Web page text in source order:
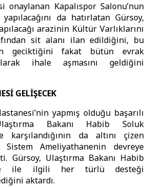
onaylanan Kapalıspor Salonu’nun
da hatırlatan Gürsoy,
arazinin Kültür Varlıklarını
sit alanı ilan edildiğini, bu
geciktiğini fakat bütün evrak
ihale aşmasını geldiğini
GELİŞECEK
yapmış olduğu başarılı
Bakanı Habib Soluk
karşılandığının da altını çizen
Sistem Ameliyathanenin devreye
Gürsoy, Ulaştırma Bakanı Habib
ile ilgili her türlü desteği
aktardı.